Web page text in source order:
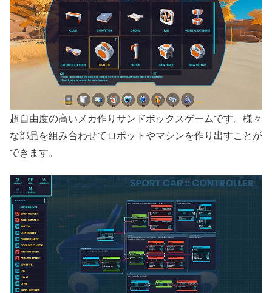
超自由度の高いメカ作りサンドボックスゲームです。様々
な部品を組み合わせてロボットやマシンを作り出すことが
できます。